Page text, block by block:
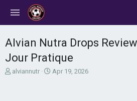
Alvian Nutra Drops
Jour Pratique
T
alviannutr
S
Apr 19, 2026